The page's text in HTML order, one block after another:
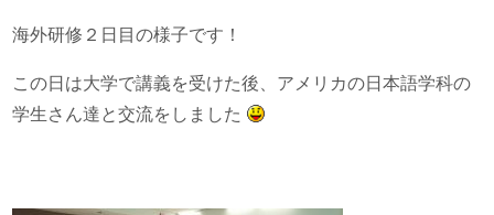
海外研修２日目の様子です！
この日は大学で講義を受けた後、アメリカの日本語学科の
学生さん達と交流をしました